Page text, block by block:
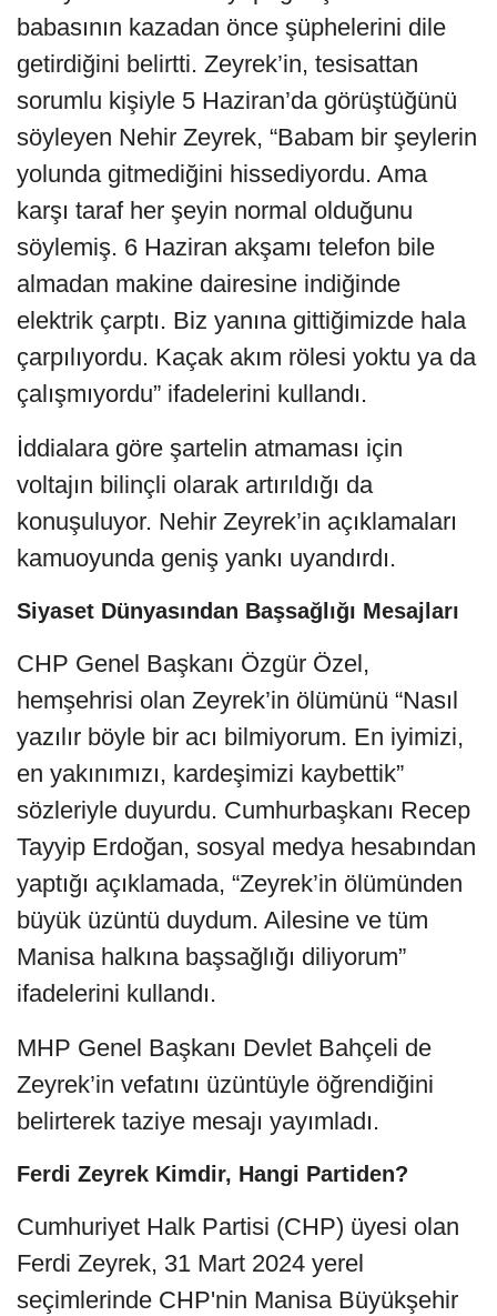
babasının kazadan önce şüphelerini dile
getirdiğini belirtti. Zeyrek’in, tesisattan
sorumlu kişiyle 5 Haziran’da görüştüğünü
söyleyen Nehir Zeyrek, “Babam bir şeylerin
yolunda gitmediğini hissediyordu. Ama
karşı taraf her şeyin normal olduğunu
söylemiş. 6 Haziran akşamı telefon bile
almadan makine dairesine indiğinde
elektrik çarptı. Biz yanına gittiğimizde hala
çarpılıyordu. Kaçak akım rölesi yoktu ya da
çalışmıyordu” ifadelerini kullandı.
İddialara göre şartelin atmaması için
voltajın bilinçli olarak artırıldığı da
konuşuluyor. Nehir Zeyrek’in açıklamaları
kamuoyunda geniş yankı uyandırdı.
Siyaset Dünyasından Başsağlığı Mesajları
CHP Genel Başkanı Özgür Özel,
hemşehrisi olan Zeyrek’in ölümünü “Nasıl
yazılır böyle bir acı bilmiyorum. En iyimizi,
en yakınımızı, kardeşimizi kaybettik”
sözleriyle duyurdu. Cumhurbaşkanı Recep
Tayyip Erdoğan, sosyal medya hesabından
yaptığı açıklamada, “Zeyrek’in ölümünden
büyük üzüntü duydum. Ailesine ve tüm
Manisa halkına başsağlığı diliyorum”
ifadelerini kullandı.
MHP Genel Başkanı Devlet Bahçeli de
Zeyrek’in vefatını üzüntüyle öğrendiğini
belirterek taziye mesajı yayımladı.
Ferdi Zeyrek Kimdir, Hangi Partiden?
Cumhuriyet Halk Partisi (CHP) üyesi olan
Ferdi Zeyrek, 31 Mart 2024 yerel
seçimlerinde CHP'nin Manisa Büyükşehir